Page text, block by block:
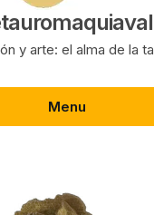
y arte: el alma de la
Menu